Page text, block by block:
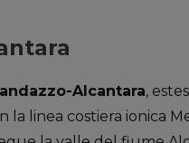
Alcantara,
linea costiera ionica